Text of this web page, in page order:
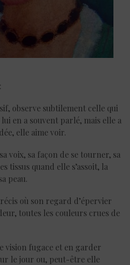
observe subtilement celle qui
en a souvent parlé, mais elle a
elle aime voir.
voix, sa façon de se tourner, sa
tissus quand elle s’assoit, la
peau.
où son regard d’épervier
toutes les couleurs crues de
vision fugace et en garder
le jour ou, peut-être elle